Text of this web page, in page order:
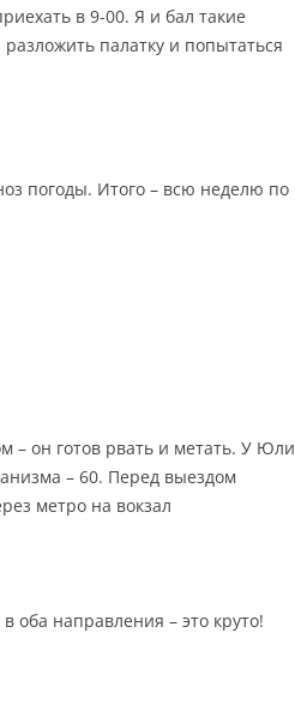
в 9-00. Я и бал такие
палатку и попытаться
погоды. Итого – всю неделю по
– он готов рвать и метать. У Юли
– 60. Перед выездом
метро на вокзал
оба направления – это круто!